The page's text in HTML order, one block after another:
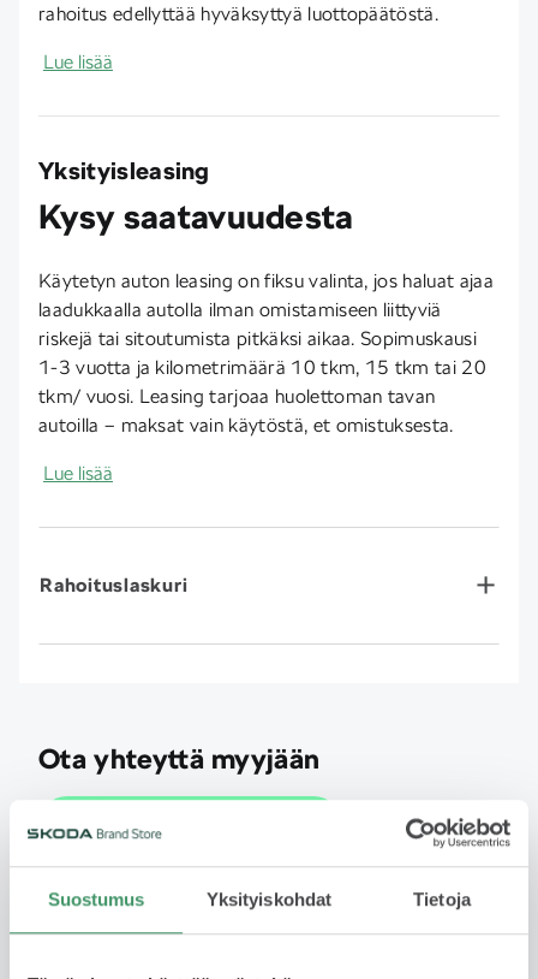
Suostumus Yksityiskohdat Tietoja
rahoitus edellyttää hyväksyttyä luottopäätöstä.
Lue lisää
Yksityisleasing
Kysy saatavuudesta
Käytetyn auton leasing on fiksu valinta, jos haluat ajaa
laadukkaalla autolla ilman omistamiseen liittyviä
riskejä tai sitoutumista pitkäksi aikaa. Sopimuskausi
1-3 vuotta ja kilometrimäärä 10 tkm, 15 tkm tai 20
tkm/ vuosi. Leasing tarjoaa huolettoman tavan
autoilla – maksat vain käytöstä, et omistuksesta.
Lue lisää
Rahoituslaskuri
Ota yhteyttä myyjään
Jätä yhteydenottopyyntö